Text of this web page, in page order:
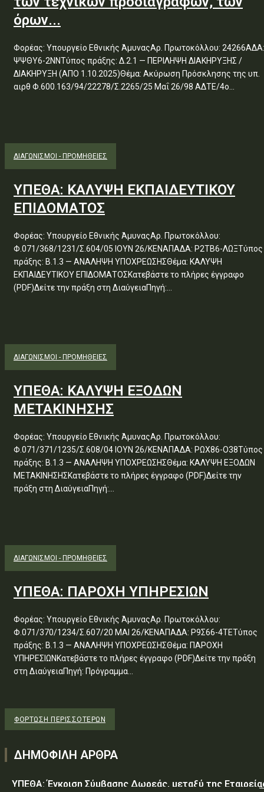
όρων...
Φορέας: Υπουργείο Εθνικής ΆμυναςΑρ. Πρωτοκόλλου: 24266ΑΔΑ:
ΨΨΘΥ6-2ΝΝΤύπος πράξης: Δ.2.1 — ΠΕΡΙΛΗΨΗ ΔΙΑΚΗΡΥΞΗΣ /
ΔΙΑΚΗΡΥΞΗ (ΑΠΟ 1.10.2025)Θέμα: Ακύρωση Πρόσκλησης της υπ.
αιρθ Φ.600.163/94/22278/Σ.2265/25 Μαΐ 26/98 ΑΔΤΕ/4ο...
ΔΙΑΓΩΝΙΣΜΟΊ - ΠΡΟΜΉΘΕΙΕΣ
ΥΠΕΘΑ: ΚΑΛΥΨΗ ΕΚΠΑΙΔΕΥΤΙΚΟΥ
ΕΠΙΔΟΜΑΤΟΣ
Φορέας: Υπουργείο Εθνικής ΆμυναςΑρ. Πρωτοκόλλου:
Φ.071/368/1231/Σ.604/05 ΙΟΥΝ 26/ΚΕΝΑΠΑΔΑ: Ρ2ΤΒ6-ΛΩΞΤύπος
πράξης: Β.1.3 — ΑΝΑΛΗΨΗ ΥΠΟΧΡΕΩΣΗΣΘέμα: ΚΑΛΥΨΗ
ΕΚΠΑΙΔΕΥΤΙΚΟΥ ΕΠΙΔΟΜΑΤΟΣΚατεβάστε το πλήρες έγγραφο
(PDF)Δείτε την πράξη στη ΔιαύγειαΠηγή:...
ΔΙΑΓΩΝΙΣΜΟΊ - ΠΡΟΜΉΘΕΙΕΣ
ΥΠΕΘΑ: ΚΑΛΥΨΗ ΕΞΟΔΩΝ
ΜΕΤΑΚΙΝΗΣΗΣ
Φορέας: Υπουργείο Εθνικής ΆμυναςΑρ. Πρωτοκόλλου:
Φ.071/371/1235/Σ.608/04 ΙΟΥΝ 26/ΚΕΝΑΠΑΔΑ: ΡΩΧ86-Ο38Τύπος
πράξης: Β.1.3 — ΑΝΑΛΗΨΗ ΥΠΟΧΡΕΩΣΗΣΘέμα: ΚΑΛΥΨΗ ΕΞΟΔΩΝ
ΜΕΤΑΚΙΝΗΣΗΣΚατεβάστε το πλήρες έγγραφο (PDF)Δείτε την
πράξη στη ΔιαύγειαΠηγή:...
ΔΙΑΓΩΝΙΣΜΟΊ - ΠΡΟΜΉΘΕΙΕΣ
ΥΠΕΘΑ: ΠΑΡΟΧΗ ΥΠΗΡΕΣΙΩΝ
Φορέας: Υπουργείο Εθνικής ΆμυναςΑρ. Πρωτοκόλλου:
Φ.071/370/1234/Σ.607/20 ΜΑΙ 26/ΚΕΝΑΠΑΔΑ: Ρ9Σ66-4ΤΕΤύπος
πράξης: Β.1.3 — ΑΝΑΛΗΨΗ ΥΠΟΧΡΕΩΣΗΣΘέμα: ΠΑΡΟΧΗ
ΥΠΗΡΕΣΙΩΝΚατεβάστε το πλήρες έγγραφο (PDF)Δείτε την πράξη
στη ΔιαύγειαΠηγή: Πρόγραμμα...
ΦΌΡΤΩΣΗ ΠΕΡΙΣΣΟΤΈΡΩΝ
ΔΗΜΟΦΙΛΗ ΑΡΘΡΑ
ΥΠΕΘΑ: Έγκριση Σύμβασης Δωρεάς, μεταξύ της